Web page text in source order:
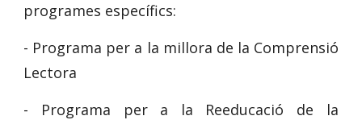
programes específics:
- Programa per a la millora de la Comprensió
Lectora
- Programa per a la Reeducació de la